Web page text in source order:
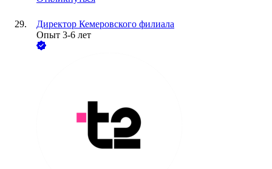
Директор Кемеровского филиала
Опыт 3-6 лет